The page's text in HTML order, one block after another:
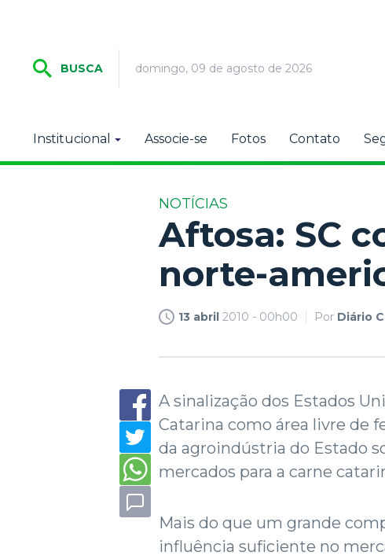
BUSCA domingo, 09 de agosto de 2026
Institucional Associe-se Fotos Contato
NOTÍCIAS
Aftosa: SC
norte-
13 abril 2010 - 00h00 Por Diário
A sinalização dos Estados
Catarina como área livre de
da agroindústria do Estado
mercados para a carne
Mais do que um grande
influência suficiente no